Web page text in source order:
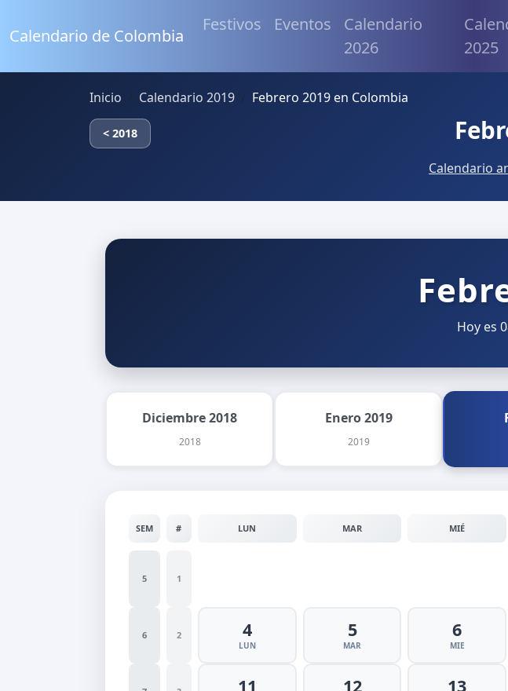
Calendario de Colombia
Festivos Eventos
Calendario
2026
2025
Inicio Calendario 2019 Febrero 2019 en Colombia
< 2018
Calendario
Hoy es
Diciembre 2018
2018
Enero 2019
2019
SEM # LUN MAR MIÉ
5 1
6 2 4
LUN
5
MAR
6
MIE
11 12 13